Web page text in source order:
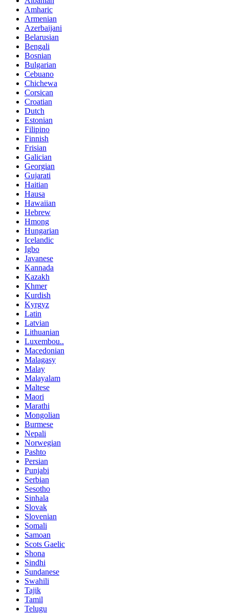
Amharic
Armenian
Azerbaijani
Belarusian
Bengali
Bosnian
Bulgarian
Cebuano
Chichewa
Corsican
Croatian
Dutch
Estonian
Filipino
Finnish
Frisian
Galician
Georgian
Gujarati
Haitian
Hausa
Hawaiian
Hebrew
Hmong
Hungarian
Icelandic
Igbo
Javanese
Kannada
Kazakh
Khmer
Kurdish
Kyrgyz
Latin
Latvian
Lithuanian
Luxembou..
Macedonian
Malagasy
Malay
Malayalam
Maltese
Maori
Marathi
Mongolian
Burmese
Nepali
Norwegian
Pashto
Persian
Punjabi
Serbian
Sesotho
Sinhala
Slovak
Slovenian
Somali
Samoan
Scots Gaelic
Shona
Sindhi
Sundanese
Swahili
Tajik
Tamil
Telugu